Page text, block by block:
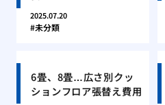
2025.07.20
未分類
6畳、8畳…広さ別クッ
ションフロア張替え費用